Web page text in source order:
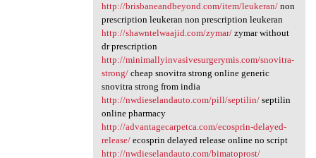
http://brisbaneandbeyond.com/item/leukeran/non
prescription leukeran non prescription leukeran
http://shawntelwaajid.com/zymar/zymar without
dr prescription
http://minimallyinvasivesurgerymis.com/snovitra-
strong/cheap snovitra strong online generic
snovitra strong from india
http://nwdieselandauto.com/pill/septilin/septilin
online pharmacy
http://advantagecarpetca.com/ecosprin-delayed-
release/ecosprin delayed release online no script
http://nwdieselandauto.com/bimatoprost/